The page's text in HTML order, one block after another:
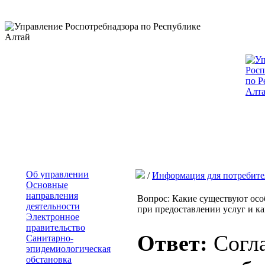
Об управлении
Основные
направления
деятельности
Электронное
правительство
Санитарно-
эпидемиологическая
обстановка
/Информация для
Вопрос: Какие существуют
при предоставлении услуг и
Ответ: